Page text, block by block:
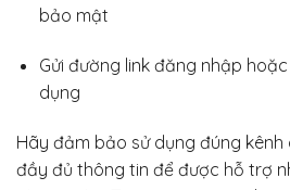
bảo mật
Gửi đường link đăng nhập
dụng
Hãy đảm bảo sử dụng đúng kênh
đầy đủ thông tin để được hỗ trợ